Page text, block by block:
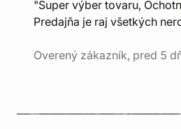
"Super výber tovaru,
Predajňa je raj všetkých
Overený zákazník, pred 5